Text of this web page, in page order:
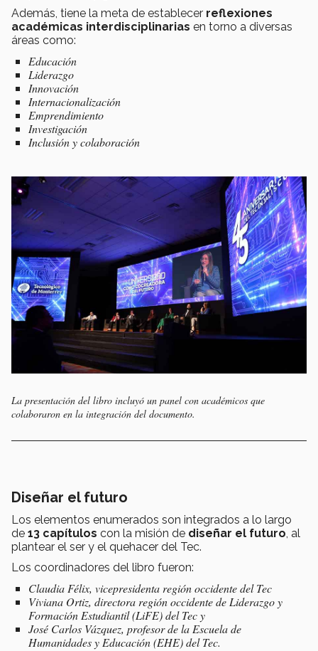
Además, tiene la meta de establecer reflexiones
académicas interdisciplinarias en torno a diversas
áreas como:
Educación
Liderazgo
Innovación
Internacionalización
Emprendimiento
Investigación
Inclusión y colaboración
La presentación del libro incluyó un panel con académicos que
colaboraron en la integración del documento.
Diseñar el futuro
Los elementos enumerados son integrados a lo largo
de 13 capítulos con la misión de diseñar el futuro, al
plantear el ser y el quehacer del Tec.
Los coordinadores del libro fueron:
Claudia Félix, vicepresidenta región occidente del Tec
Viviana Ortiz, directora región occidente de Liderazgo y
Formación Estudiantil (LiFE) del Tec y
José Carlos Vázquez, profesor de la Escuela de
Humanidades y Educación (EHE) del Tec.